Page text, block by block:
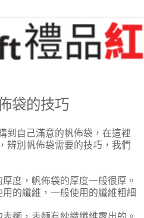
袋的技巧
到自己滿意的帆佈袋，在這裡
辨別帆佈袋需要的技巧，我們
，帆佈袋的厚度一般很厚。
的纖維，一般使用的纖維粗細